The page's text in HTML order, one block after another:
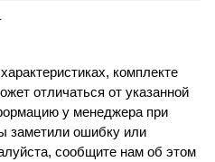
комплекте
отличаться от указанной
у менеджера при
заметили ошибку или
сообщите нам об этом